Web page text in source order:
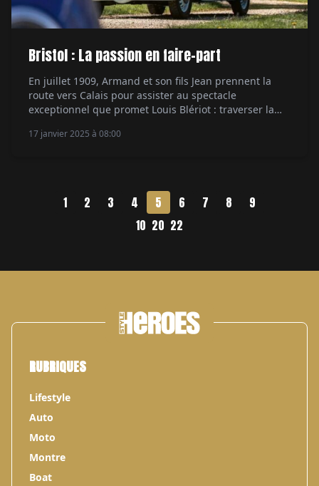
Bristol : La passion en faire-part
En juillet 1909, Armand et son fils Jean prennent la
route vers Calais pour assister au spectacle
exceptionnel que promet Louis Blériot : traverser la
Armand conduit sa Clément-Bayard (on compte
17 janvier 2025 à 08:00
1 2 3 4 5 6 7 8
9
10 20 22
RUBRIQUES
Lifestyle
Auto
Moto
Montre
Boat